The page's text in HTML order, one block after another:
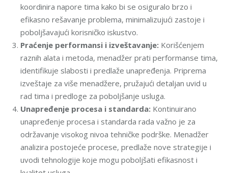
koordinira napore tima kako bi se osiguralo brzo i
efikasno rešavanje problema, minimalizujući zastoje i
poboljšavajući korisničko iskustvo.
Praćenje performansi i izveštavanje: Korišćenjem
raznih alata i metoda, menadžer prati performanse tima,
identifikuje slabosti i predlaže unapređenja. Priprema
izveštaje za više menadžere, pružajući detaljan uvid u
rad tima i predloge za poboljšanje usluga.
Unapređenje procesa i standarda: Kontinuirano
unapređenje procesa i standarda rada važno je za
održavanje visokog nivoa tehničke podrške. Menadžer
analizira postojeće procese, predlaže nove strategije i
uvodi tehnologije koje mogu poboljšati efikasnost i